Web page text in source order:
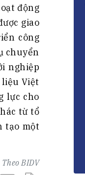
động
giao
công
chuyển
nghiệp
Việt
lực cho
từ tổ
tạo một
Theo BIDV